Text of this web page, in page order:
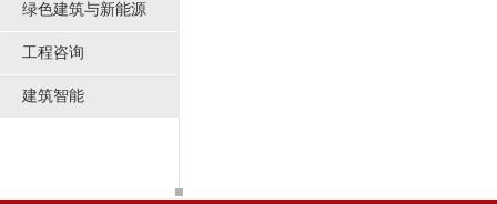
绿色建筑与新能源
工程咨询
建筑智能